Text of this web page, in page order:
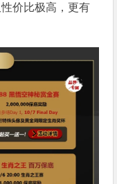
价比极高，更有